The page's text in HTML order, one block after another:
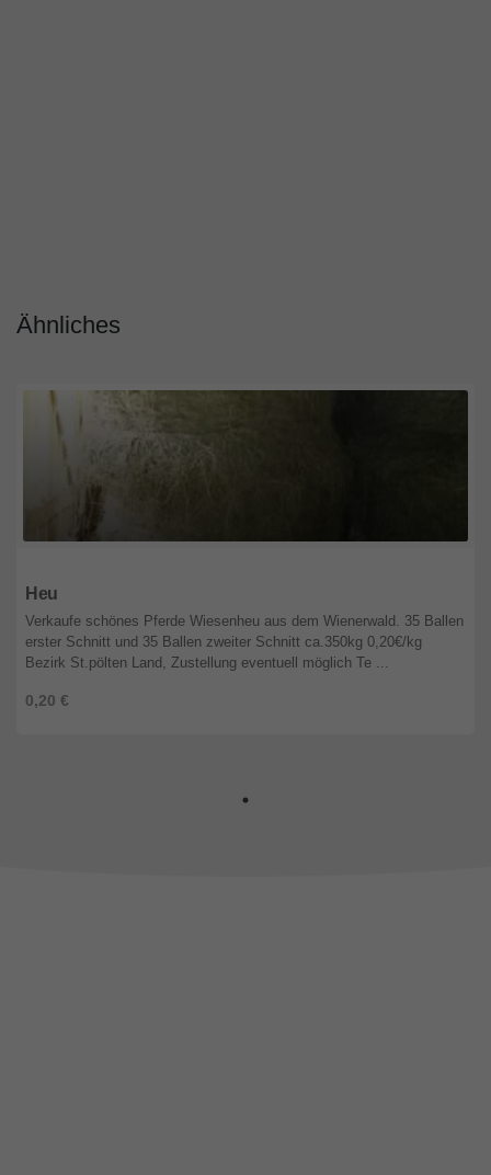
Ähnliches
Heu
0,20 €
Verkaufe schönes Pferde Wiesenheu aus dem Wienerwald. 35 Ballen
erster Schnitt und 35 Ballen zweiter Schnitt ca.350kg 0,20€/kg
Bezirk St.pölten Land, Zustellung eventuell möglich Te ...